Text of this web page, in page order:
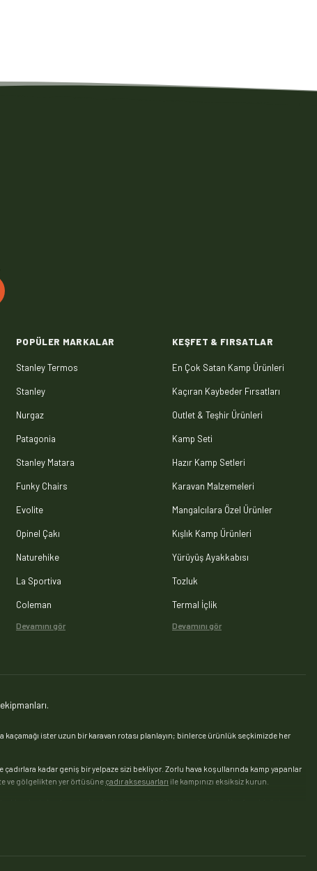
POPÜLER MARKALAR
Stanley Termos
Stanley
Nurgaz
Patagonia
Stanley Matara
Funky Chairs
Evolite
Opinel Çakı
Naturehike
La Sportiva
Coleman
Devamını gör
KEŞFET & FIRSATLAR
En Çok Satan Kamp Ürünleri
Kaçıran Kaybeder Fırsatları
Outlet & Teşhir Ürünleri
Kamp Seti
Hazır Kamp Setleri
Karavan Malzemeleri
Mangalcılara Özel Ürünler
Kışlık Kamp Ürünleri
Yürüyüş Ayakkabısı
Tozluk
Termal İçlik
Devamını gör
ister uzun bir karavan rotası planlayın; binlerce ürünlük seçkimizde her
kadar geniş bir yelpaze sizi bekliyor. Zorlu hava koşullarında kamp yapanlar
ve gölgelikten yer örtüsüne çadır aksesuarları ile kampınızı eksiksiz kurun.
için